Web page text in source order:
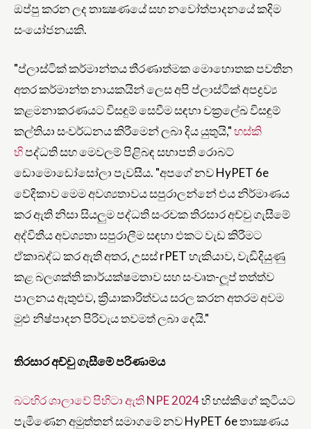
ඔප්පු කරන ලද තාක්‍ෂණයේ සහ නවෝත්පාදනයේ කදිම
සංයෝජනයකි.
"ප්ලාස්ටික් කර්මාන්තය තීරණාත්මක මොහොතක පවතින
අතර කර්මාන්ත නායකයින් ලෙස අපි ප්ලාස්ටික් අපද්‍රව්‍ය
කළමනාකරණයට විසඳුම් සෙවීම සඳහා චක්‍රලේඛ විසඳුම්
කල්තියා සංවර්ධනය කිරීමෙන් ලබා දිය යුතුයි,"හස්කි
හිපද්ධති සහ මෙවලම් පිළිබඳ සභාපති රොබට්
ඩොමොඩෝසෝලා පැවසීය. "අපගේ නව HyPET 6e
වේදිකාව මෙම අවශ්‍යතාවය සපුරාලන්නේ එය නිර්මාණය
කර ඇති නිසා සියලුම පද්ධති සංරචක තිරසාර අච්චු ගැසීමේ
අද්විතීය අවශ්‍යතා සපුරාලීම සඳහා එකට වැඩ කිරීමට
ඒකාබද්ධ කර ඇති අතර, උසස් rPET හැකියාව, වැඩිදියුණු
කළ බලශක්ති කාර්යක්ෂමතාව සහ සංවෘත-ලූප් තත්ත්ව
පාලනය ඇතුළුව, ක්‍රියාකාරිත්වය සරල කරන අතරම අවම
මුළු නිෂ්පාදන පිරිවැය තවමත් ලබා දෙයි."
තිරසාර අච්චු ගැසීමේ පරිණාමය
බටහිර ශාලාවේ පිහිටා ඇති NPE 2024හි හස්කිගේ කුටියට
පැමිණෙන අමුත්තන්සමාගමේ නව HyPET 6e තාක්‍ෂණය